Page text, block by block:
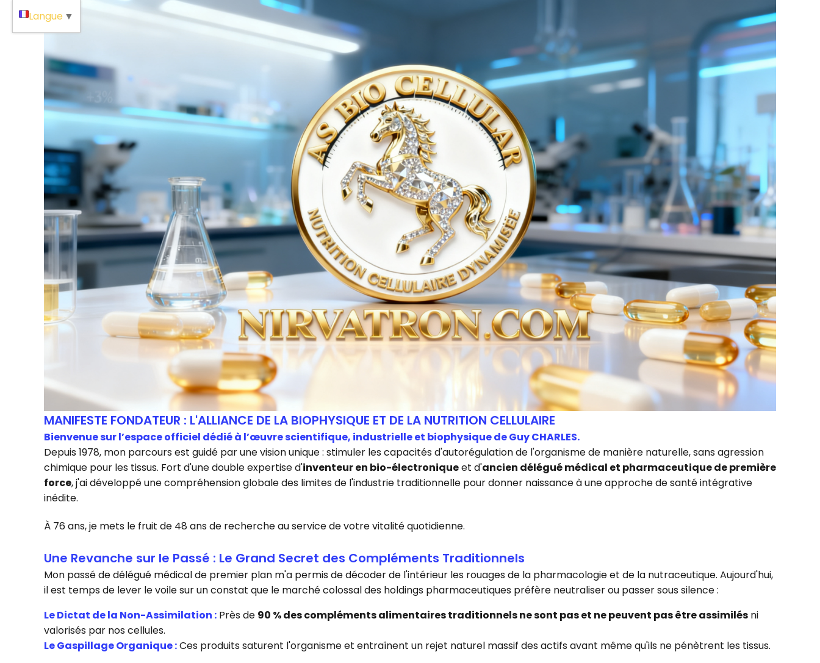
MANIFESTE FONDATEUR : L'ALLIANCE DE LA BIOPHYSIQUE ET DE LA NUTRITION CELLULAIRE
Bienvenue sur l’espace officiel dédié à l’œuvre scientifique, industrielle et biophysique de Guy CHARLES.
Depuis 1978, mon parcours est guidé par une vision unique : stimuler les capacités d'autorégulation de l'organisme de manière naturelle, sans agression
chimique pour les tissus. Fort d'une double expertise d'inventeur en bio-électroniqueet d'ancien délégué médical et pharmaceutique de première
force, j'ai développé une compréhension globale des limites de l'industrie traditionnelle pour donner naissance à une approche de santé intégrative
inédite.
À 76 ans, je mets le fruit de 48 ans de recherche au service de votre vitalité quotidienne.
Une Revanche sur le Passé : Le Grand Secret des Compléments Traditionnels
Mon passé de délégué médical de premier plan m'a permis de décoder de l'intérieur les rouages de la pharmacologie et de la nutraceutique. Aujourd'hui,
il est temps de lever le voile sur un constat que le marché colossal des holdings pharmaceutiques préfère neutraliser ou passer sous silence :
Le Dictat de la Non-Assimilation : Près de 90 % des compléments alimentaires traditionnels ne sont pas et ne peuvent pas être assimilés ni
valorisés par nos cellules.
Le Gaspillage Organique :Ces produits saturent l'organisme et entraînent un rejet naturel massif des actifs avant même qu'ils ne pénètrent les tissus.
Langue ▼